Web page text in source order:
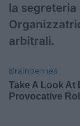
la segreteria
arbitrali.